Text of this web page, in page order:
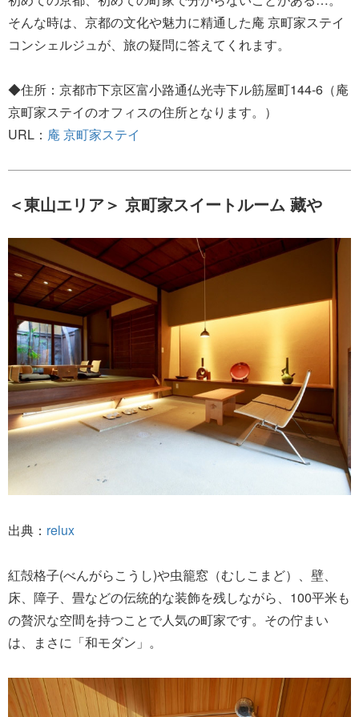
そんな時は、京都の文化や魅力に精通した庵 京町家ステイ
コンシェルジュが、旅の疑問に答えてくれます。
◆住所：京都市下京区富小路通仏光寺下ル筋屋町144-6（庵
京町家ステイのオフィスの住所となります。）
URL： 庵 京町家ステイ
＜東山エリア＞ 京町家スイートルーム 藏や
出典： relux
紅殻格子(べんがらこうし)や虫籠窓（むしこまど）、壁、
床、障子、畳などの伝統的な装飾を残しながら、100平米も
の贅沢な空間を持つことで人気の町家です。その佇まい
は、まさに「和モダン」。